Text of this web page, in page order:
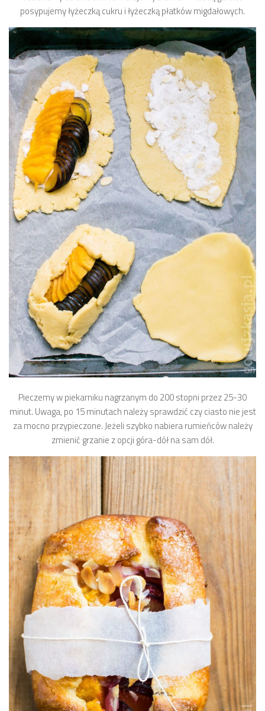
posypujemy łyżeczką cukru i łyżeczką płatków migdałowych.
Pieczemy w piekarniku nagrzanym do 200 stopni przez 25-30
minut. Uwaga, po 15 minutach należy sprawdzić czy ciasto nie jest
za mocno przypieczone. Jeżeli szybko nabiera rumieńców należy
zmienić grzanie z opcji góra-dół na sam dół.